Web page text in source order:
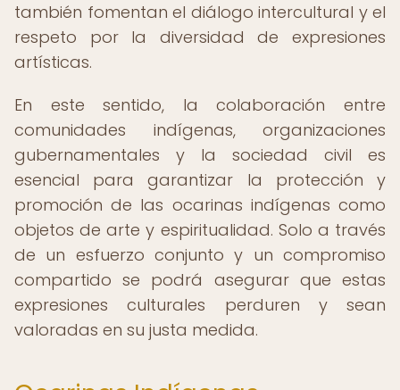
también fomentan el diálogo intercultural y el
respeto por la diversidad de expresiones
artísticas.
En este sentido, la colaboración entre
comunidades indígenas, organizaciones
gubernamentales y la sociedad civil es
esencial para garantizar la protección y
promoción de las ocarinas indígenas como
objetos de arte y espiritualidad. Solo a través
de un esfuerzo conjunto y un compromiso
compartido se podrá asegurar que estas
expresiones culturales perduren y sean
valoradas en su justa medida.